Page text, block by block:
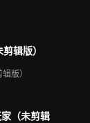
辑版）
版）
（未剪辑